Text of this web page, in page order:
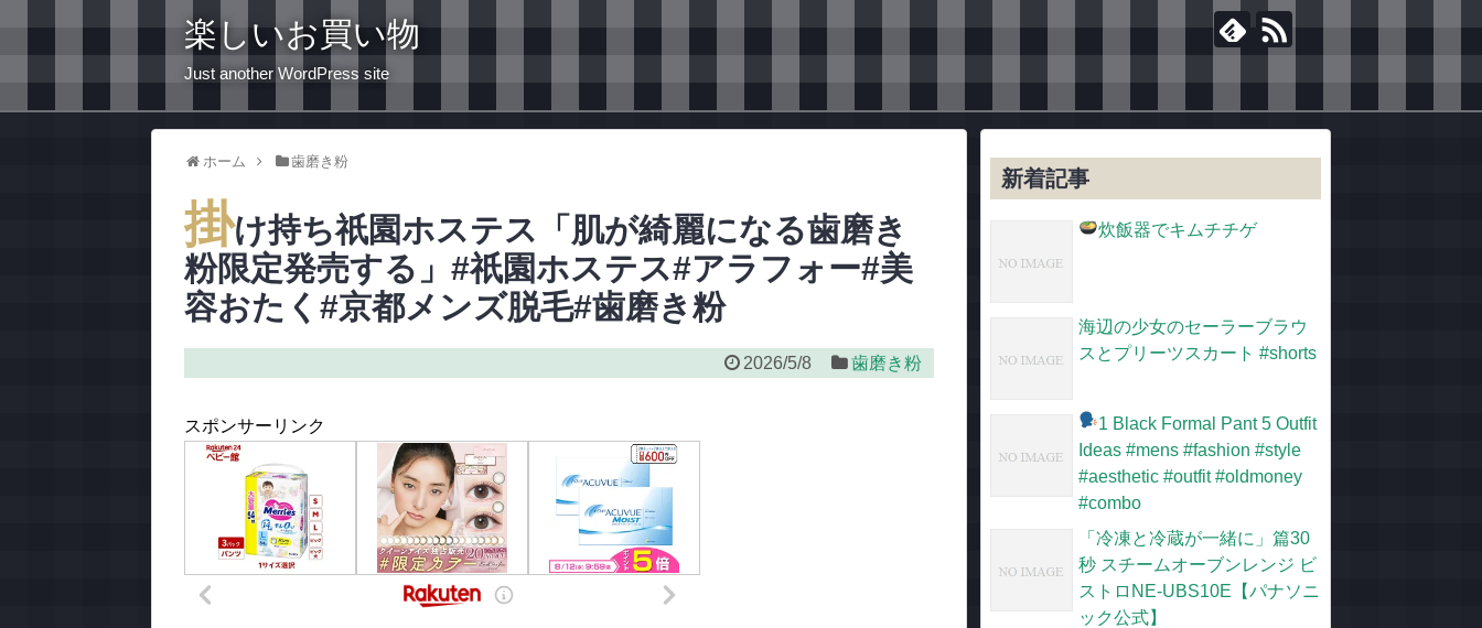
楽しいお買い物
Just another WordPress site
ホーム 歯磨き粉
掛け持ち祇園ホステス「肌が綺麗になる歯磨き
粉限定発売する」#祇園ホステス#アラフォー#美
容おたく#京都メンズ脱毛#歯磨き粉
2026/5/8 歯磨き粉
スポンサーリンク
新着記事
炊飯器でキムチチゲ
海辺の少女のセーラーブラウ
スとプリーツスカート #shorts
1 Black Formal Pant 5 Outfit
Ideas #mens #fashion #style
#aesthetic #outfit #oldmoney
#combo
「冷凍と冷蔵が一緒に」篇30
秒 スチームオーブンレンジ ビ
ストロNE-UBS10E【パナソニ
ック公式】